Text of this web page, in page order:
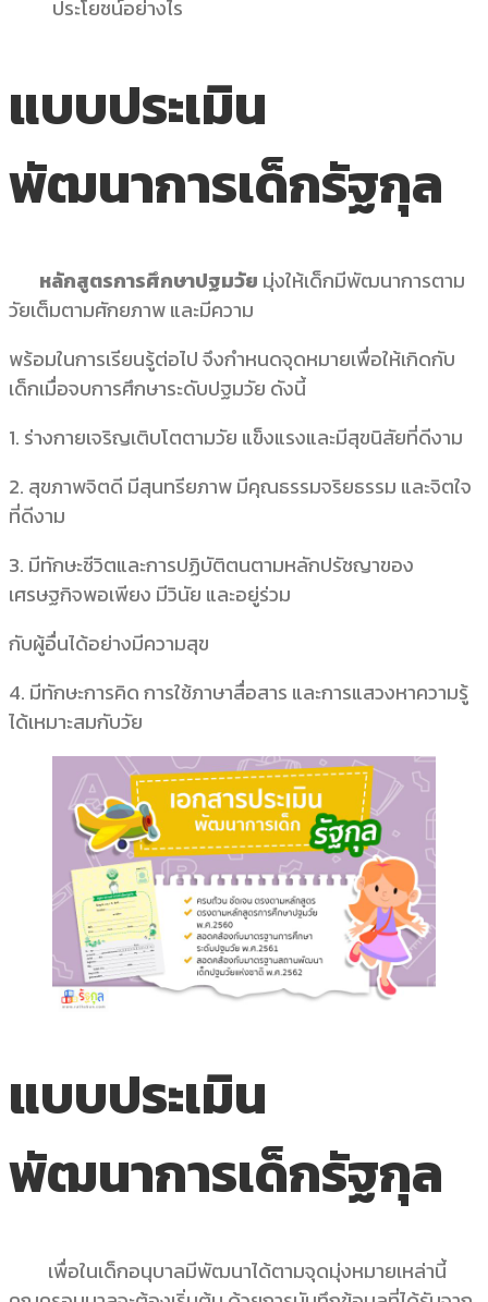
แบบประเมิน
พัฒนาการเด็กรัฐกุล
หลักสูตรการศึกษาปฐมวัย มุ่งให้เด็กมีพัฒนาการตาม
วัยเต็มตามศักยภาพ และมีความ
พร้อมในการเรียนรู้ต่อไป จึงกำหนดจุดหมายเพื่อให้เกิดกับ
เด็กเมื่อจบการศึกษาระดับปฐมวัย ดังนี้
1. ร่างกายเจริญเติบโตตามวัย แข็งแรงและมีสุขนิสัยที่ดีงาม
2. สุขภาพจิตดี มีสุนทรียภาพ มีคุณธรรมจริยธรรม และจิตใจ
ที่ดีงาม
3. มีทักษะชีวิตและการปฏิบัติตนตามหลักปรัชญาของ
เศรษฐกิจพอเพียง มีวินัย และอยู่ร่วม
กับผู้อื่นได้อย่างมีความสุข
4. มีทักษะการคิด การใช้ภาษาสื่อสาร และการแสวงหาความรู้
ได้เหมาะสมกับวัย
แบบประเมิน
พัฒนาการเด็กรัฐกุล
เพื่อในเด็กอนุบาลมีพัฒนาได้ตามจุดมุ่งหมายเหล่านี้